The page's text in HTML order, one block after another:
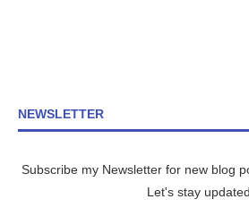
NEWSLETTER
Subscribe my Newsletter for new blog
Let's stay